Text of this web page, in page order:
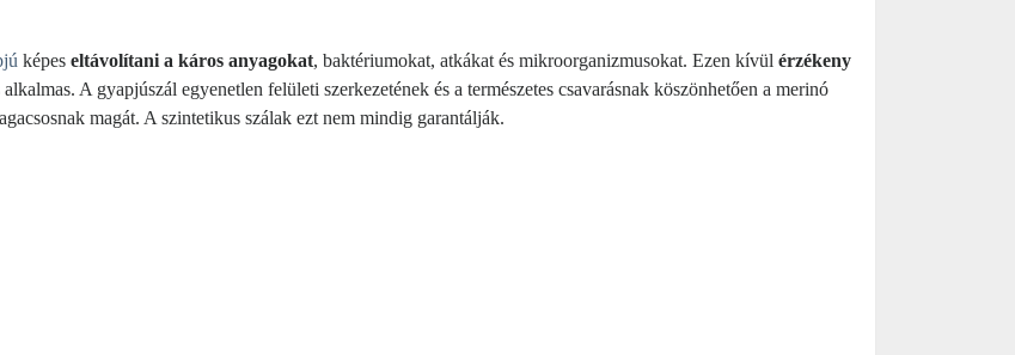
képes eltávolítani a káros anyagokat, baktériumokat, atkákat és mikroorganizmusokat. Ezen kívül érzékeny
alkalmas. A gyapjúszál egyenetlen felületi szerkezetének és a természetes csavarásnak köszönhetően a merinó
magát. A szintetikus szálak ezt nem mindig garantálják.